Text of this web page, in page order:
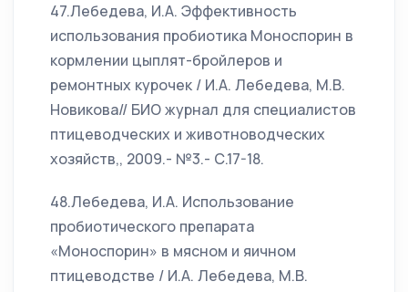
47.Лебедева, И.А. Эффективность
использования пробиотика Моноспорин в
кормлении цыплят-бройлеров и
ремонтных курочек / И.А. Лебедева, М.В.
Новикова// БИО журнал для специалистов
птицеводческих и животноводческих
хозяйств,, 2009.- №3.- С.17-18.
48.Лебедева, И.А. Использование
пробиотического препарата
«Моноспорин» в мясном и яичном
птицеводстве / И.А. Лебедева, М.В.